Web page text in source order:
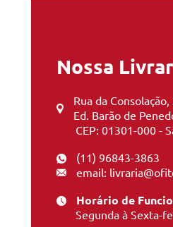
Nossa
Rua da
Ed. Barão de
CEP: 01301-000 -
(11) 96843-3863
email:
Horário de
Segunda à Sexta-